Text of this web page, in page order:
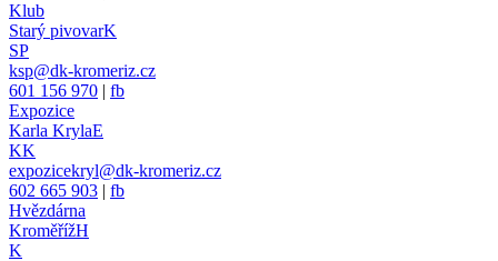
Klub
Starý pivovarK
SP
ksp@dk-kromeriz.cz
601 156 970 | fb
Expozice
Karla KrylaE
KK
expozicekryl@dk-kromeriz.cz
602 665 903 | fb
Hvězdárna
KroměřížH
K